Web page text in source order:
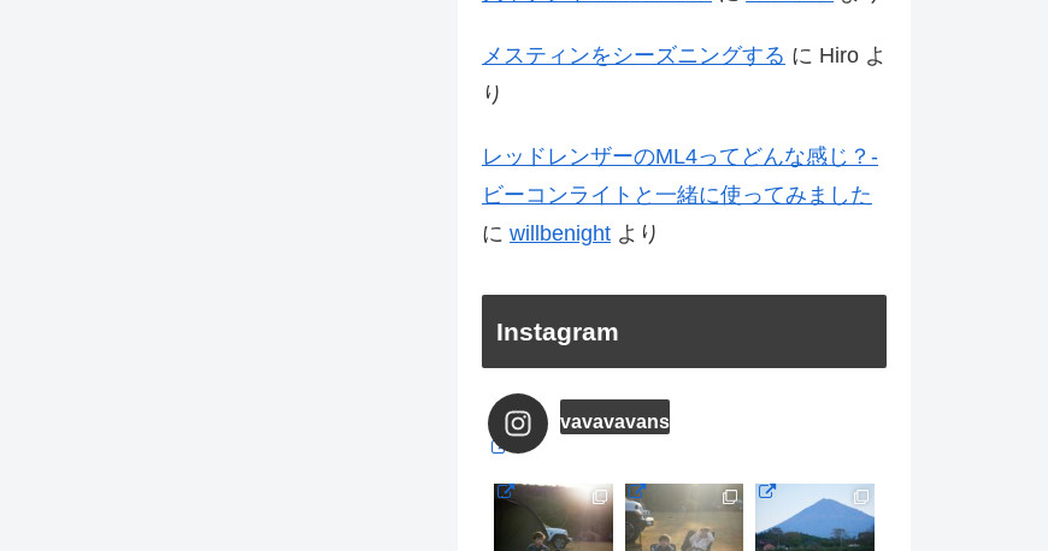
メスティンをシーズニングする に Hiro よ
り
レッドレンザーのML4ってどんな感じ？-
ビーコンライトと一緒に使ってみました
に willbenight より
Instagram
vavavavans